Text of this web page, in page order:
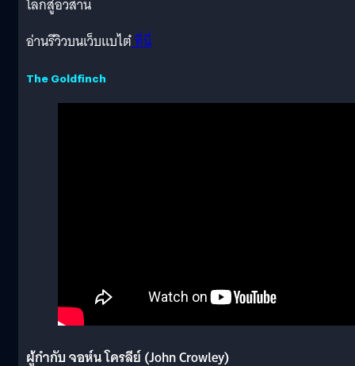
โลกสู่อวสาน
อ่านรีวิวบนเว็บแบไต๋ที่นี่
The Goldfinch
ผู้กำกับ จอห์น โครลีย์ (John Crowley)